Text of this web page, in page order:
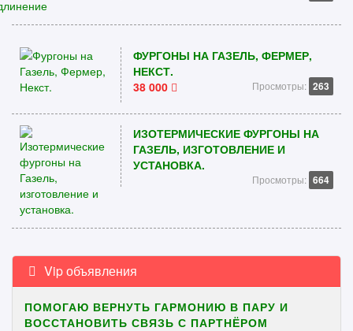
ФУРГОНЫ НА ГАЗЕЛЬ, ФЕРМЕР,
НЕКСТ.
38 000
Просмотры: 263
ИЗОТЕРМИЧЕСКИЕ ФУРГОНЫ НА
ГАЗЕЛЬ, ИЗГОТОВЛЕНИЕ И
УСТАНОВКА.
Просмотры: 664
Vip объявления
ПОМОГАЮ ВЕРНУТЬ ГАРМОНИЮ В ПАРУ И
ВОССТАНОВИТЬ СВЯЗЬ С ПАРТНЁРОМ